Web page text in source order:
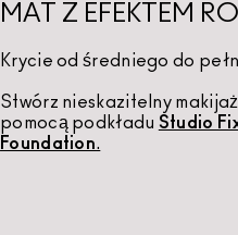
MAT Z EFEKTEM
Krycie od średniego do
Stwórz nieskazitelny
pomocą podkładu Studio
Foundation.